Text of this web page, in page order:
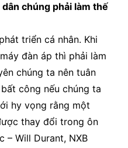
chúng phải làm thế
triển cá nhân. Khi
đàn áp thì phải làm
chúng ta nên tuân
công nếu chúng ta
hy vọng rằng một
thay đổi trong ôn
– Will Durant, NXB